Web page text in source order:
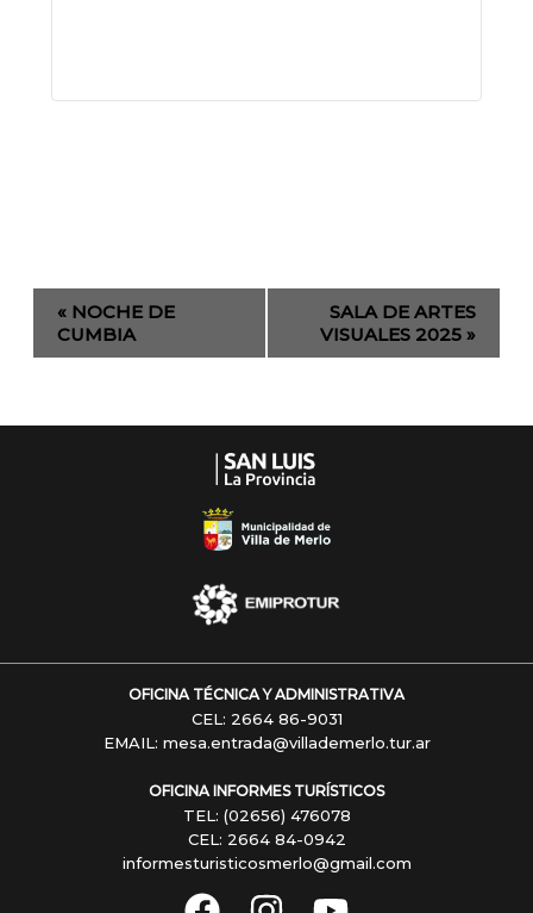
Evento
de
Navegación
« NOCHE DE
CUMBIA
SALA DE ARTES
VISUALES 2025 »
OFICINA TÉCNICA Y ADMINISTRATIVA
CEL: 2664 86-9031
EMAIL: mesa.entrada@villademerlo.tur.ar
OFICINA INFORMES TURÍSTICOS
TEL: (02656) 476078
CEL: 2664 84-0942
informesturisticosmerlo@gmail.com